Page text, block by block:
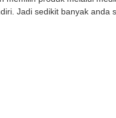
Jadi sedikit banyak anda